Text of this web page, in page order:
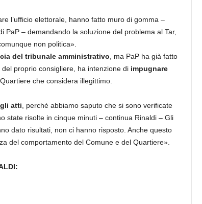
l’ufficio elettorale, hanno fatto muro di gomma –
PaP – demandando la soluzione del problema al Tar,
non politica».
del tribunale amministrativo , ma PaP ha già fatto
proprio consigliere, ha intenzione di impugnare
che considera illegittimo.
atti , perché abbiamo saputo che si sono verificate
state risolte in cinque minuti – continua Rinaldi – Gli
dato risultati, non ci hanno risposto. Anche questo
del comportamento del Comune e del Quartiere».